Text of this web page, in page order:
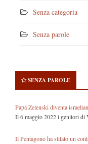
Senza categoria
Senza parole
SENZA PAROLE
Papà Zelenski diventa
Il 6 maggio 2022 i genitori di
Il Pentagono ha stilato un